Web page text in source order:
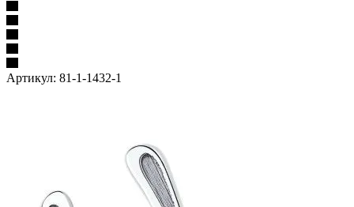
Артикул: 81-1-1432-1